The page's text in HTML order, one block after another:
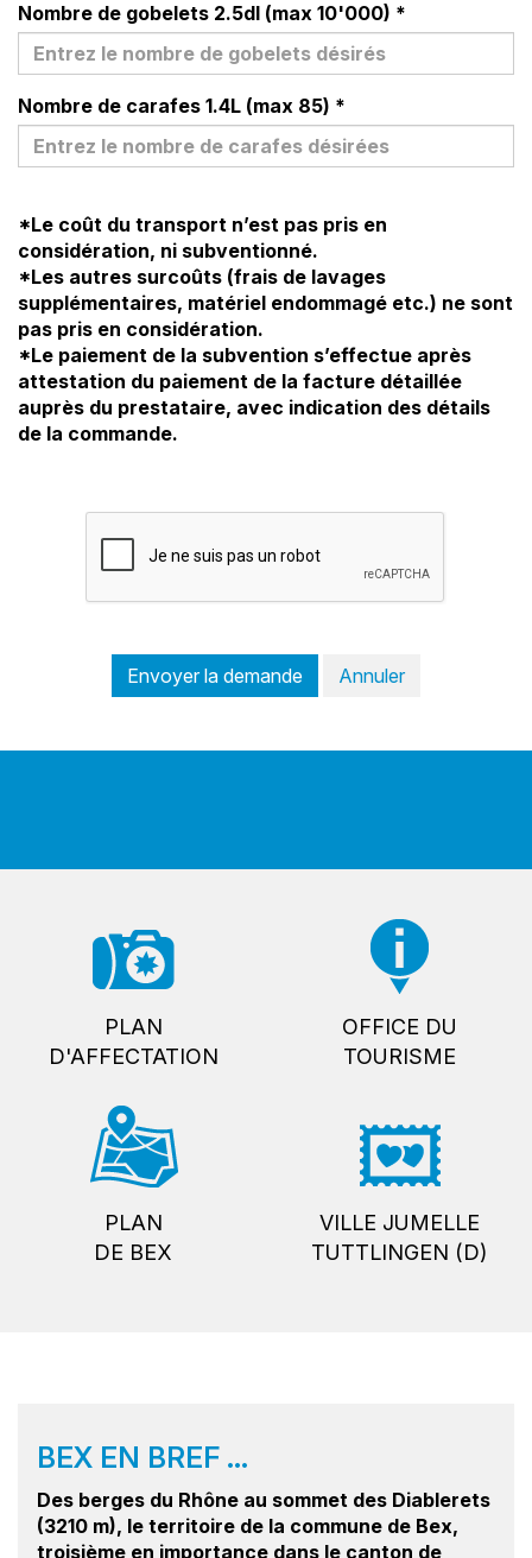
Nombre de gobelets 2.5dl (max 10'000) *
Nombre de carafes 1.4L (max 85) *
*Le coût du transport n’est pas pris en
considération, ni subventionné.
*Les autres surcoûts (frais de lavages
supplémentaires, matériel endommagé etc.) ne sont
pas pris en considération.
*Le paiement de la subvention s’effectue après
attestation du paiement de la facture détaillée
auprès du prestataire, avec indication des détails
de la commande.
Envoyer la demande Annuler
PLAN
D'AFFECTATION
OFFICE DU
TOURISME
PLAN
DE BEX
VILLE JUMELLE
TUTTLINGEN (D)
BEX EN BREF ...
Des berges du Rhône au sommet des Diablerets
(3210 m), le territoire de la commune de Bex,
troisième en importance dans le canton de